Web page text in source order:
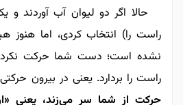
حالا اگر دو لیوان آب آوردند و
راست را) انتخاب کردی، اما هنوز
نشده است؛ دست شما حرکت
راست را بردارد. یعنی در بیرون
حرکت از شما سر می‌زند، یعنی